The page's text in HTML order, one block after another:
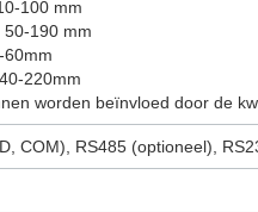
100 mm
190 mm
60mm
220mm
worden beïnvloed door de
COM), RS485 (optioneel),